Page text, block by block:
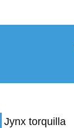
Jynx torquilla